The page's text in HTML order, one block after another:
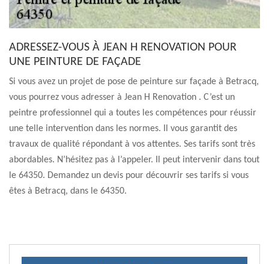
ADRESSEZ-VOUS À JEAN H RENOVATION POUR
UNE PEINTURE DE FAÇADE
Si vous avez un projet de pose de peinture sur façade à Betracq,
vous pourrez vous adresser à Jean H Renovation . C’est un
peintre professionnel qui a toutes les compétences pour réussir
une telle intervention dans les normes. Il vous garantit des
travaux de qualité répondant à vos attentes. Ses tarifs sont très
abordables. N’hésitez pas à l’appeler. Il peut intervenir dans tout
le 64350. Demandez un devis pour découvrir ses tarifs si vous
êtes à Betracq, dans le 64350.